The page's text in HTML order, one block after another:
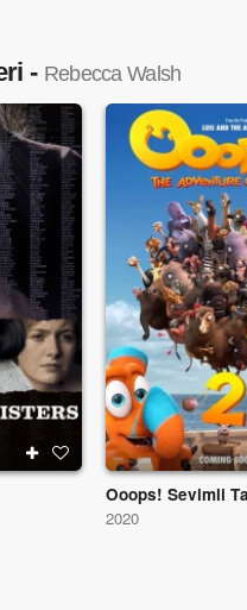
- Rebecca Walsh
Ooops! Sevimli
2020